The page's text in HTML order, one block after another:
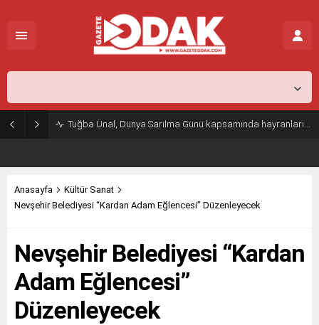
Tuğba Ünal, Dünya Sarılma Günü kapsamında hayranlarıyla buluştu
Anasayfa
Kültür Sanat
Nevşehir Belediyesi “Kardan Adam Eğlencesi” Düzenleyecek
Nevşehir Belediyesi “Kardan
Adam Eğlencesi”
Düzenleyecek